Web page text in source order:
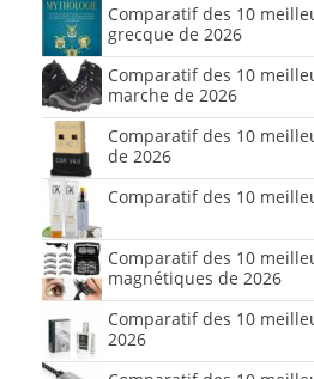
Comparatif des 10
grecque de 2026
Comparatif des 10
marche de 2026
Comparatif des 10
de 2026
Comparatif des 10
Comparatif des 10
magnétiques de 2026
Comparatif des 10
2026